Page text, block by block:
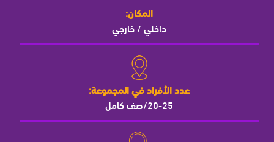
المكان:
داخلي / خارجي
عدد الأفراد في المجموعة:
20-25/صف كامل